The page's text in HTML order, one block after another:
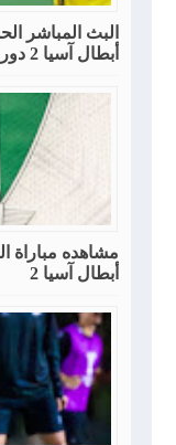
البث المباشر
أبطال آسيا 2 دور 16
مشاهده مباراة
أبطال آسيا 2